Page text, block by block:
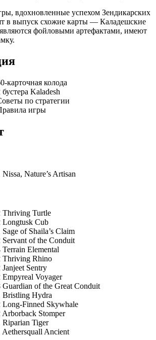
вдохновленные успехом Зендикарских
в выпуск схожие карты — Каладешские
фойловыми артефактами, имеют
карточная колода
бустера Kaladesh
по стратегии
игры
Nissa, Nature’s Artisan
Thriving Turtle
Longtusk Cub
Sage of Shaila’s Claim
Servant of the Conduit
Terrain Elemental
Thriving Rhino
Janjeet Sentry
Empyreal Voyager
Guardian of the Great Conduit
Bristling Hydra
Long-Finned Skywhale
Arborback Stomper
Riparian Tiger
Aethersquall Ancient